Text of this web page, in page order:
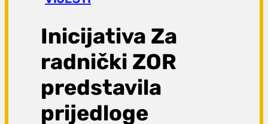
g
a
Inicijativa Za
radnički ZOR
predstavila
prijedloge